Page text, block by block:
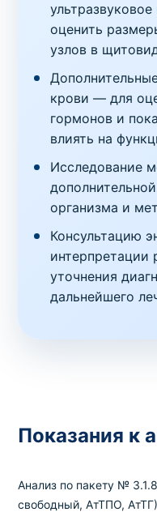
оценить
узлов в
крови — для
гормонов и
влиять на
Исследование
организма и
Консультацию
интерпретации
уточнения
дальнейшего
Показания к
Анализ по пакету №
свободный, АтТПО,